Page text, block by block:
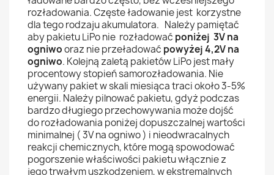
rozładowania. Częste ładowanie jest korzystne
dla tego rodzaju akumulatora. Należy pamiętać
aby pakietu LiPo nie rozładować poniżej 3V na
ogniwooraz nie przeładować powyżej 4,2V na
ogniwo. Kolejną zaletą pakietów LiPo jest mały
procentowy stopień samorozładowania. Nie
używany pakiet w skali miesiąca traci około 3-5%
energii. Należy pilnować pakietu, gdyż podczas
bardzo długiego przechowywania może dojść
do rozładowania poniżej dopuszczalnej wartości
minimalnej ( 3V na ogniwo ) i nieodwracalnych
reakcji chemicznych, które mogą spowodować
pogorszenie właściwości pakietu włącznie z
jego trwałym uszkodzeniem, w ekstremalnych